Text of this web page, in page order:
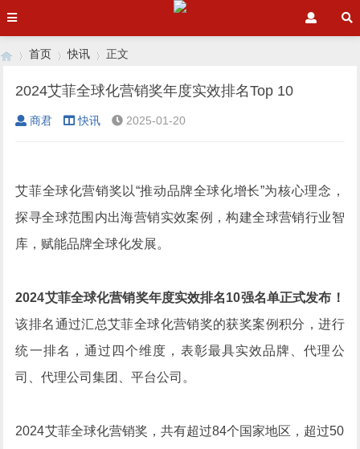
›
首页 快讯
›
正文
2024艾菲全球化营销奖年度实效排名Top 10
商君 快讯 2025-01-20
艾菲全球化营销奖以“推动品牌全球化增长”为核心理念，
探寻全球范围内出海营销实效案例，构建全球营销行业智
库，赋能品牌全球化发展。
2024艾菲全球化营销奖年度实效排名10强名单正式发布！
该排名通过汇总艾菲全球化营销奖的获奖案例积分，进行
统一排名，通过四个维度，表彰最具实效品牌、代理公
司、代理公司集团、平台公司。
2024艾菲全球化营销奖，共有超过84个国家地区，超过50